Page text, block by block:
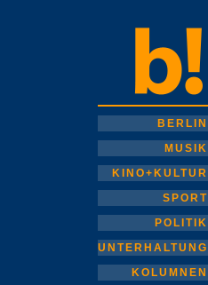
BERLIN
MUSIK
KINO+KULTUR
SPORT
POLITIK
UNTERHALTUNG
KOLUMNEN